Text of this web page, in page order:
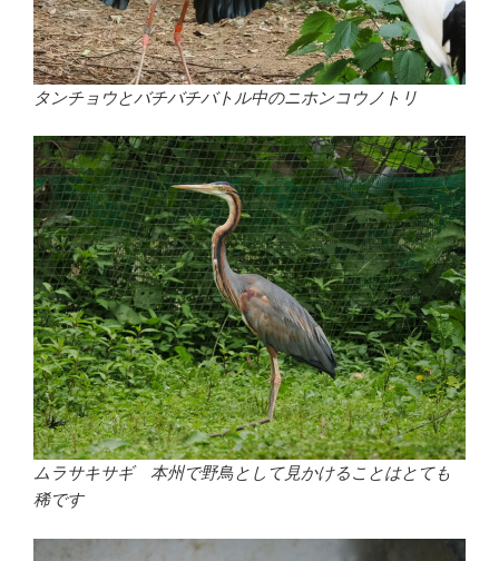
タンチョウとバチバチバトル中のニホンコウノトリ
ムラサキサギ 本州で野鳥として見かけることはとても
稀です